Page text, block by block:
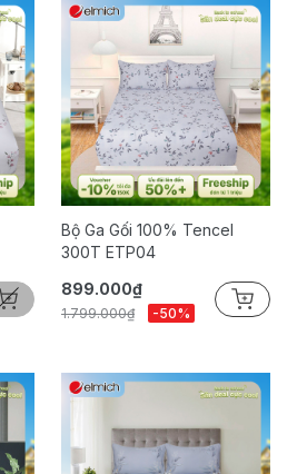
Bộ Ga Gối 100% Tencel
300T ETP04
899.000₫
1.799.000₫ -50%